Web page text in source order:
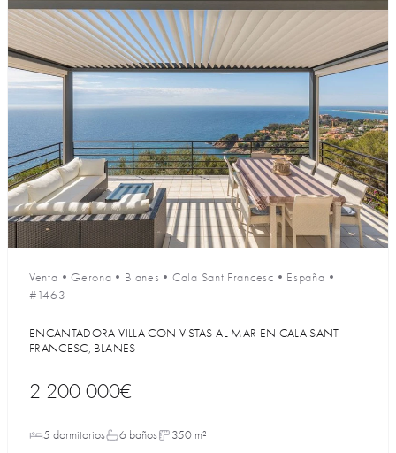
Venta •Gerona • Blanes •Cala Sant Francesc • España •
#1463
ENCANTADORA VILLA CON VISTAS AL MAR EN CALA SANT
FRANCESC, BLANES
2 200 000€
5 dormitorios 6 baños 350 m²